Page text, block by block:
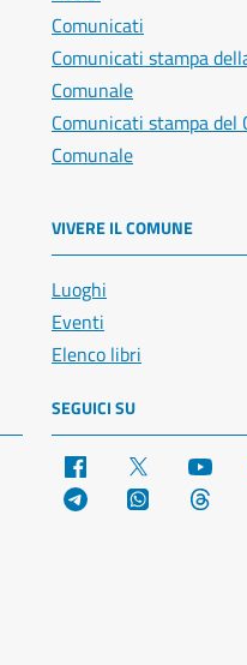
Comunicati
Comunicati stampa
Comunale
Comunicati stampa del
Comunale
VIVERE IL COMUNE
Luoghi
Eventi
Elenco libri
SEGUICI SU
Facebook
Telegram WhatsApp